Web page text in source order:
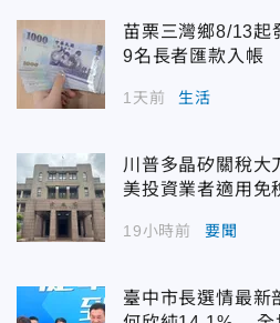
苗栗三灣鄉8/13
9名長者匯款入帳
1天前 生活
川普多晶矽關稅大
美投資業者適用免
19小時前 要聞
臺中市長選情最新